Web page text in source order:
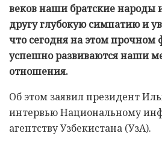
веков наши братские народы
другу глубокую симпатию и
что сегодня на этом прочном
успешно развиваются наши
отношения.
Об этом заявил президент
интервью Национальному
агентству Узбекистана (УзА).